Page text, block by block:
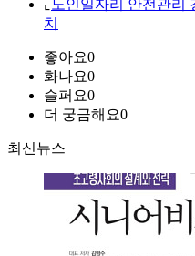
⌞ 노인일자리 안전관리
치
좋아요0
화나요0
슬퍼요0
더 궁금해요0
최신뉴스